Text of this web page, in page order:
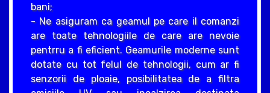
bani;
- Ne asiguram ca geamul pe care il comanzi
are toate tehnologiile de care are nevoie
pentrru a fi eficient. Geamurile moderne sunt
dotate cu tot felul de tehnologii, cum ar fi
senzorii de ploaie, posibilitatea de a filtra